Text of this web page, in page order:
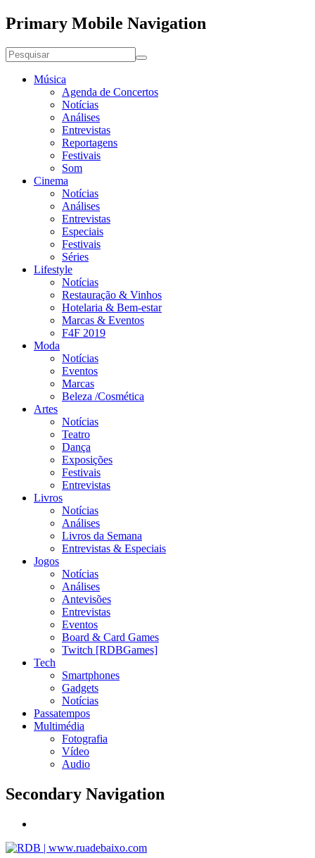
Primary Mobile Navigation
Música
Agenda de Concertos
Notícias
Análises
Entrevistas
Reportagens
Festivais
Som
Cinema
Notícias
Análises
Entrevistas
Especiais
Festivais
Séries
Lifestyle
Notícias
Restauração & Vinhos
Hotelaria & Bem-estar
Marcas & Eventos
F4F 2019
Moda
Notícias
Eventos
Marcas
Beleza /Cosmética
Artes
Notícias
Teatro
Dança
Exposições
Festivais
Entrevistas
Livros
Notícias
Análises
Livros da Semana
Entrevistas & Especiais
Jogos
Notícias
Análises
Antevisões
Entrevistas
Eventos
Board & Card Games
Twitch [RDBGames]
Tech
Smartphones
Gadgets
Notícias
Passatempos
Multimédia
Fotografia
Vídeo
Audio
Secondary Navigation